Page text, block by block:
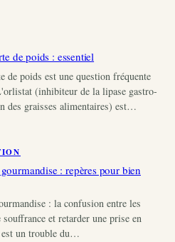
de poids : essentiel
poids est une question fréquente
(inhibiteur de la lipase gastro-
des graisses alimentaires) est…
: repères pour bien
: la confusion entre les
et retarder une prise en
est un trouble du…